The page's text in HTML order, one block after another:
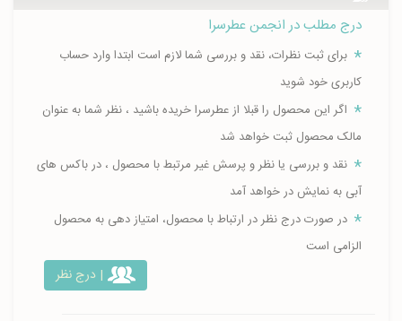
درج مطلب در انجمن عطرسرا
برای ثبت نظرات، نقد و بررسی شما لازم است ابتدا وارد حساب
کاربری خود شوید
اگر این محصول را قبلا از عطرسرا خریده باشید ، نظر شما به عنوان
مالک محصول ثبت خواهد شد
نقد و بررسی یا نظر و پرسش غیر مرتبط با محصول ، در باکس های
آبی به نمایش در خواهد آمد
در صورت درج نظر در ارتباط با محصول، امتیاز دهی به محصول
الزامی است
| درج نظر